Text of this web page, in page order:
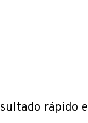
rápido e